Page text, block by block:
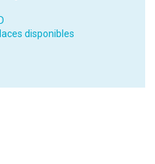
disponibles